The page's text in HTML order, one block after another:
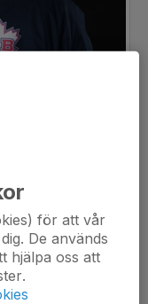
för att vår
De används
hjälpa oss att